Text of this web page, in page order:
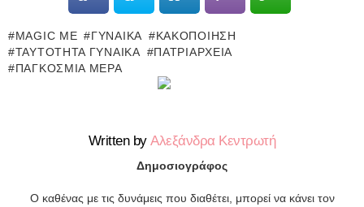
MAGIC ME ΓΥΝΑΊΚΑ
ΚΑΚΟΠΟΊΗΣΗ
ΤΑΥΤΌΤΗΤΑ ΓΥΝΑΊΚΑ
ΠΑΤΡΙΑΡΧΕΊΑ
ΠΑΓΚΌΣΜΙΑ ΜΈΡΑ
Written byΑλεξάνδρα Κεντρωτή
Δημοσιογράφος
Ο καθένας με τις δυνάμεις που διαθέτει, μπορεί να κάνει τον